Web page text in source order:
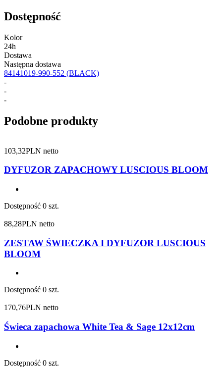
Dostępność
Kolor
24h
Dostawa
Następna dostawa
84141019-990-552 (BLACK)
-
-
-
Podobne produkty
103,32PLN netto
DYFUZOR ZAPACHOWY LUSCIOUS BLOOM
Dostępność 0 szt.
88,28PLN netto
ZESTAW ŚWIECZKA I DYFUZOR LUSCIOUS
BLOOM
Dostępność 0 szt.
170,76PLN netto
Świeca zapachowa White Tea & Sage 12x12cm
Dostępność 0 szt.